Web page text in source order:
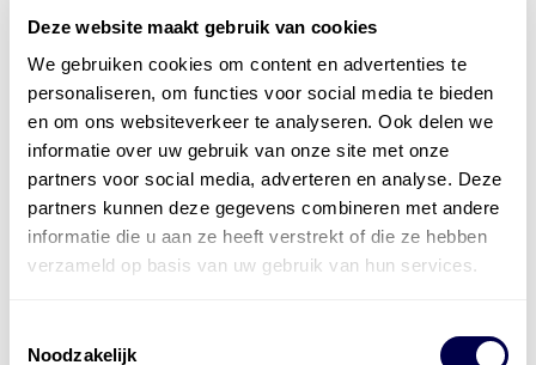
Deze website maakt gebruik van cookies
We gebruiken cookies om content en advertenties te
personaliseren, om functies voor social media te bieden
en om ons websiteverkeer te analyseren. Ook delen we
informatie over uw gebruik van onze site met onze
partners voor social media, adverteren en analyse. Deze
partners kunnen deze gegevens combineren met andere
informatie die u aan ze heeft verstrekt of die ze hebben
verzameld op basis van uw gebruik van hun services.
Noodzakelijk